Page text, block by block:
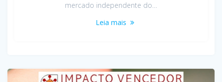
mercado independente do…
Leia mais